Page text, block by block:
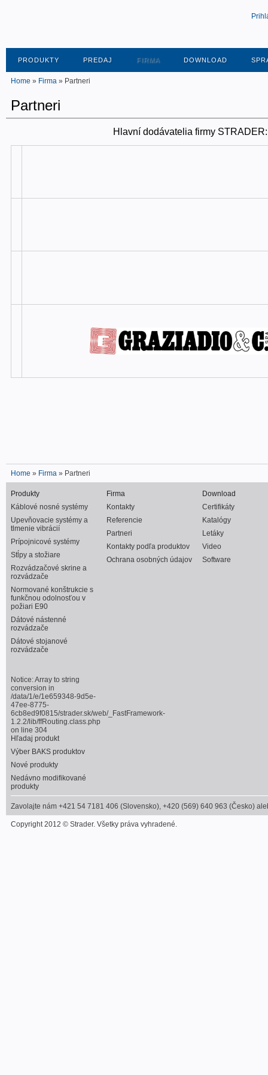
PRODUKTY PREDAJ FIRMA DOWNLOAD
Home » Firma » Partneri
Partneri
Hlavní dodávatelia firmy STRADER:
Home » Firma » Partneri
Produkty
Káblové nosné systémy
Upevňovacie systémy a
tlmenie vibrácií
Prípojnicové systémy
Stĺpy a stožiare
Rozvádzačové skrine a
rozvádzače
Normované konštrukcie s
funkčnou odolnosťou v
požiari E90
Dátové nástenné
rozvádzače
Dátové stojanové
rozvádzače
Notice: Array to string
conversion in
/data/1/e/1e659348-9d5e-
47ee-8775-
6cb8ed9f0815/strader.sk/web/_FastFramework-
1.2.2/lib/ffRouting.class.php
on line 304
Hľadaj produkt
Výber BAKS produktov
Nové produkty
Nedávno modifikované
produkty
Firma
Kontakty
Referencie
Partneri
Kontakty podľa produktov
Ochrana osobných údajov
Download
Certifikáty
Katalógy
Letáky
Video
Software
Zavolajte nám +421 54 7181 406 (Slovensko), +420 (569) 640 963 (Česko)
Copyright 2012 © Strader. Všetky práva vyhradené.